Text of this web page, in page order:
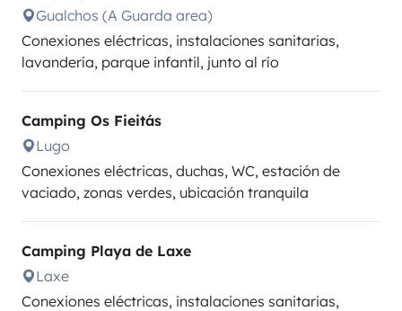
Gualchos (A Guarda area)
Conexiones eléctricas, instalaciones sanitarias,
lavandería, parque infantil, junto al río
Camping Os Fieitás
Lugo
Conexiones eléctricas, duchas, WC, estación de
vaciado, zonas verdes, ubicación tranquila
Camping Playa de Laxe
Laxe
Conexiones eléctricas, instalaciones sanitarias,